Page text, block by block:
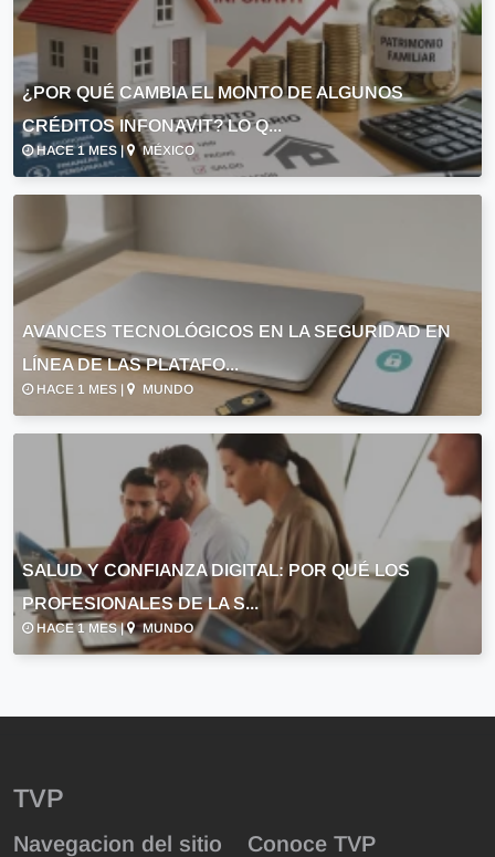
¿POR QUÉ CAMBIA EL MONTO DE ALGUNOS
CRÉDITOS INFONAVIT? LO Q...
HACE 1 MES | MÉXICO
AVANCES TECNOLÓGICOS EN LA SEGURIDAD EN
LÍNEA DE LAS PLATAFO...
HACE 1 MES | MUNDO
SALUD Y CONFIANZA DIGITAL: POR QUÉ LOS
PROFESIONALES DE LA S...
HACE 1 MES | MUNDO
TVP
Navegacion del sitio Conoce TVP